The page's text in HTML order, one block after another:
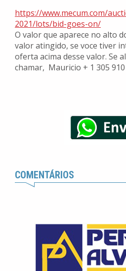
https://www.mecum.com/
2021/lots/bid-goes-on/
O valor que aparece no alto
valor atingido, se voce tiver
oferta acima desse valor. Se
chamar, Mauricio + 1 305 910
COMENTÁRIOS